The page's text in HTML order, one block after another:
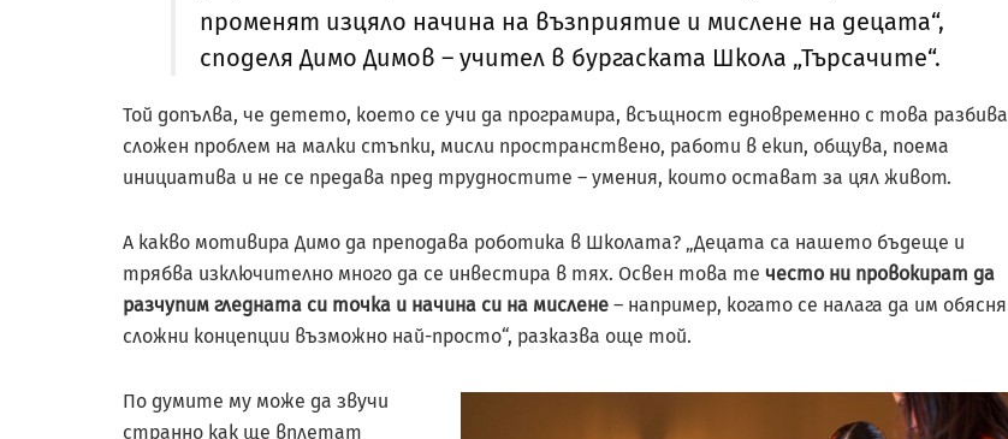
променят изцяло начина на възприятие и мислене на децата“,
споделя Димо Димов – учител в бургаската Школа „Търсачите“.
Той допълва, че детето, което се учи да програмира, всъщност едновременно с това разбива
сложен проблем на малки стъпки, мисли пространствено, работи в екип, общува, поема
инициатива и не се предава пред трудностите – умения, които остават за цял живот.
А какво мотивира Димо да преподава роботика в Школата? „Децата са нашето бъдеще и
трябва изключително много да се инвестира в тях. Освен това те често ни провокират да
разчупим гледната си точка и начина си на мислене – например, когато се налага да им обясня
сложни концепции възможно най-просто“, разказва още той.
По думите му може да звучи
странно как ще вплетат